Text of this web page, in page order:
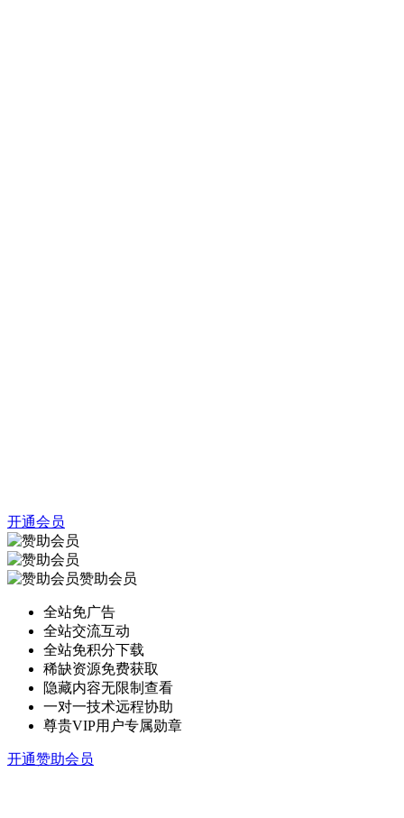
开通会员
赞助会员
全站免广告
全站交流互动
全站免积分下载
稀缺资源免费获取
隐藏内容无限制查看
一对一技术远程协助
尊贵VIP用户专属勋章
开通赞助会员